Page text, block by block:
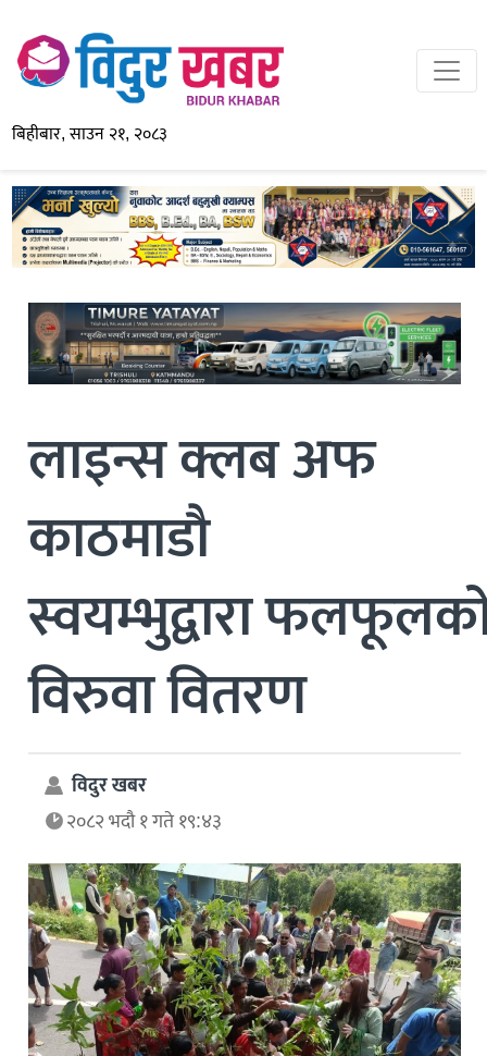
बिहीबार, साउन २१, २०८३
लाइन्स क्लब अफ
काठमाडौ
स्वयम्भुद्वारा
विरुवा वितरण
विदुर खबर
२०८२ भदौ १ गते १९:४३